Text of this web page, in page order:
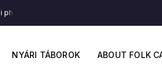
navigation
NYÁRI TÁBOROK ABOUT FOLK
nen - Azt mondják (Paszab, Nyírség)